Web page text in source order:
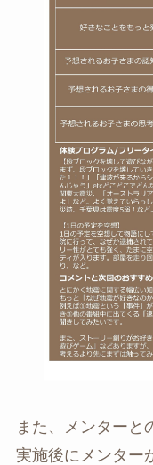
また、メンターと
実施後にメンター